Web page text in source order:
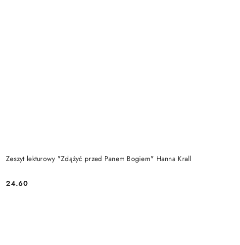
Zeszyt lekturowy "Zdążyć przed Panem Bogiem" Hanna Krall
Cena:
24.60